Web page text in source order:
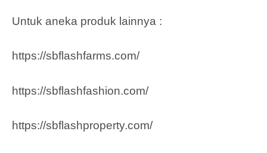
Untuk aneka produk lainnya :
https://sbflashfarms.com/
https://sbflashfashion.com/
https://sbflashproperty.com/